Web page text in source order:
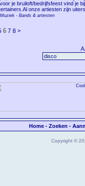
je bruiloft/bedrijfsfeest vind je
onze artiesten zijn
- Bands & artiesten
6 7 8 >
Home- Zoeken -
Copyright ©